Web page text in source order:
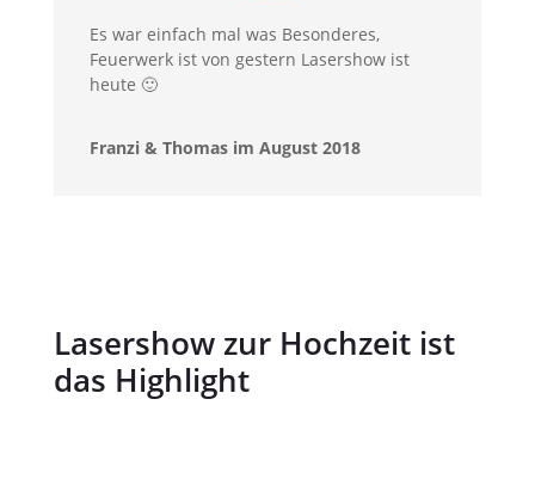
Es war einfach mal was Besonderes,
Feuerwerk ist von gestern Lasershow ist
heute 🙂
Franzi & Thomas im August 2018
Lasershow zur Hochzeit ist
das Highlight